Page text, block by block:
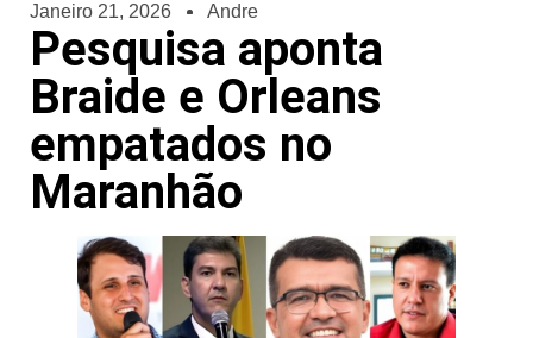
Janeiro 21, 2026 Andre
Pesquisa aponta
Braide e Orleans
empatados no
Maranhão